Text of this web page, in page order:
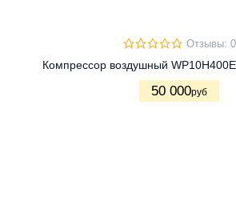
Отзывы: 0
Компрессор воздушный
50 000руб